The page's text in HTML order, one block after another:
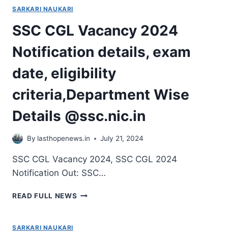
ADMIT
CARD
2024:
जल्द
जारी
सकता
है
यूपी
पुलिस
कांस्टेबल
परीक्षा
की
तारीखें!
SARKARI NAUKARI
SSC CGL Vacancy 2024
Notification details, exam
date, eligibility
criteria,Department Wise
Details @ssc.nic.in
By lasthopenews.in July 21, 2024
SSC CGL Vacancy 2024, SSC CGL 2024
Notification Out: SSC…
READ FULL NEWS SSC
SARKARI NAUKARI